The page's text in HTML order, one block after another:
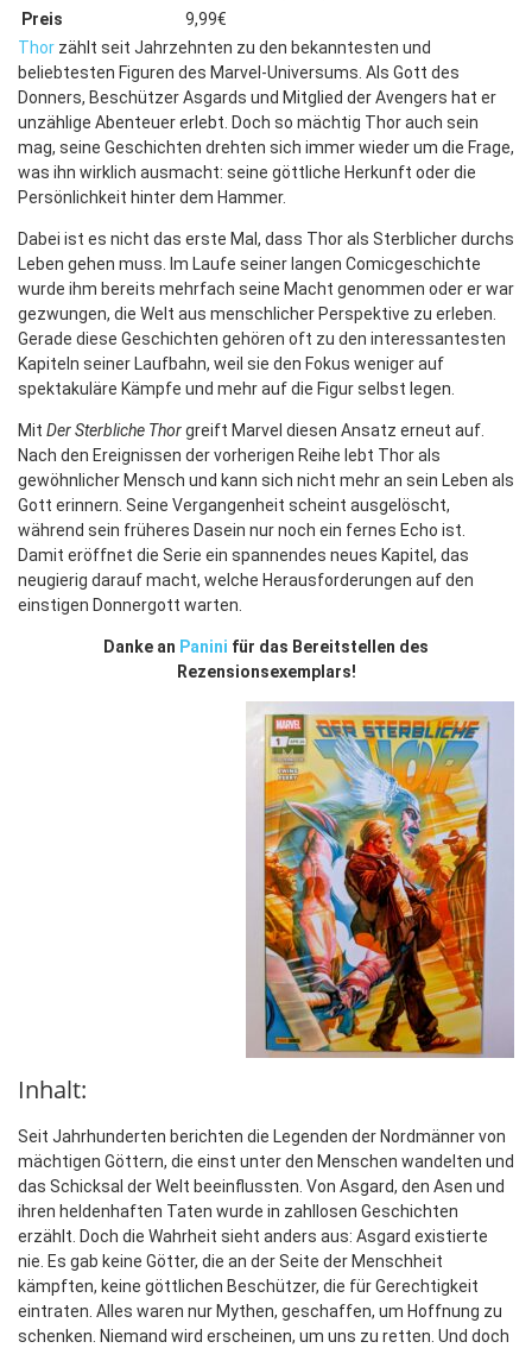
Preis
9,99€
Thor zählt seit Jahrzehnten zu den bekanntesten und
beliebtesten Figuren des Marvel-Universums. Als Gott des
Donners, Beschützer Asgards und Mitglied der Avengers hat er
unzählige Abenteuer erlebt. Doch so mächtig Thor auch sein
mag, seine Geschichten drehten sich immer wieder um die Frage,
was ihn wirklich ausmacht: seine göttliche Herkunft oder die
Persönlichkeit hinter dem Hammer.
Dabei ist es nicht das erste Mal, dass Thor als Sterblicher durchs
Leben gehen muss. Im Laufe seiner langen Comicgeschichte
wurde ihm bereits mehrfach seine Macht genommen oder er war
gezwungen, die Welt aus menschlicher Perspektive zu erleben.
Gerade diese Geschichten gehören oft zu den interessantesten
Kapiteln seiner Laufbahn, weil sie den Fokus weniger auf
spektakuläre Kämpfe und mehr auf die Figur selbst legen.
Mit Der Sterbliche Thorgreift Marvel diesen Ansatz erneut auf.
Nach den Ereignissen der vorherigen Reihe lebt Thor als
gewöhnlicher Mensch und kann sich nicht mehr an sein Leben als
Gott erinnern. Seine Vergangenheit scheint ausgelöscht,
während sein früheres Dasein nur noch ein fernes Echo ist.
Damit eröffnet die Serie ein spannendes neues Kapitel, das
neugierig darauf macht, welche Herausforderungen auf den
einstigen Donnergott warten.
Danke an Panini für das Bereitstellen des
Rezensionsexemplars!
Inhalt:
Seit Jahrhunderten berichten die Legenden der Nordmänner von
mächtigen Göttern, die einst unter den Menschen wandelten und
das Schicksal der Welt beeinflussten. Von Asgard, den Asen und
ihren heldenhaften Taten wurde in zahllosen Geschichten
erzählt. Doch die Wahrheit sieht anders aus: Asgard existierte
nie. Es gab keine Götter, die an der Seite der Menschheit
kämpften, keine göttlichen Beschützer, die für Gerechtigkeit
eintraten. Alles waren nur Mythen, geschaffen, um Hoffnung zu
schenken. Niemand wird erscheinen, um uns zu retten. Und doch